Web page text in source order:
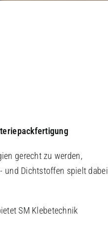
gerecht zu werden,
und Dichtstoffen spielt dabei
SM Klebetechnik